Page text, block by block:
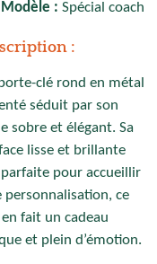
Modèle : Spécial coach
:
clé rond en métal
séduit par son
sobre et élégant. Sa
lisse et brillante
pour accueillir
personnalisation, ce
fait un cadeau
et plein d’émotion.